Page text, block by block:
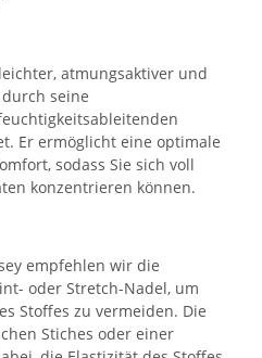
atmungsaktiver und
seine
Er ermöglicht eine optimale
sodass Sie sich voll
konzentrieren können.
empfehlen wir die
oder Stretch-Nadel, um
Stoffes zu vermeiden. Die
Stiches oder einer